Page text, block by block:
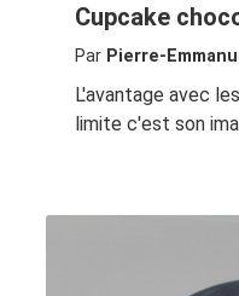
Cupcake
Par Pierre-
L'avantage avec
limite c'est son